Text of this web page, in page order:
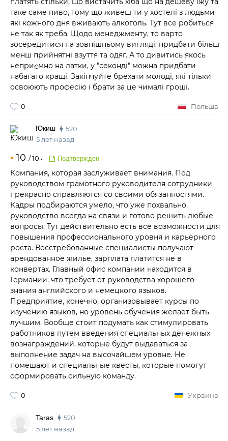
таке саме пиво, тому що живеш ти у хостелі з людьми
які кожного дня вживають алкоголь. Тут все робиться
не так як треба. Щодо менеджменту, то варто
зосередитися на зовнішньому вигляді: придбати більш
менш прийнятні взуття та одяг. А то дивитись якось
неприємно на латки, у "секонді" можна придбати
набагато кращі. Закінчуйте брехати молоді, які тільки
освоюють професію і брати за це чималі гроші.
0 Польша
Юкиш
520
5 лет назад
10 /10 Подтвержден
Компания, которая заслуживает внимания. Под
руководством грамотного руководителя сотрудники
прекрасно справляются со своими обязанностями.
Кадры подбираются умело, что уже похвально,
руководство всегда на связи и готово решить любые
вопросы. Тут действительно есть все возможности для
повышения профессионального уровня и карьерного
роста. Восстребованные специалисты получают
арендованное жилье, зарплата платится не в
конвертах. Главный офис компании находится в
Германии, что требует от руководства хорошего
знания английского и немецкого языков.
Предприятие, конечно, организовывает курсы по
изучению языков, но уровень обучения желает быть
лучшим. Вообще стоит подумать как стимулировать
работников путем введения специальных денежных
вознаграждений, которые будут выдаваться за
выполнение задач на высочайшем уровне. Не
помешают и специальные квесты, которые помогут
сформировать сильную команду.
0 Украина
Taras
520
5 лет назад